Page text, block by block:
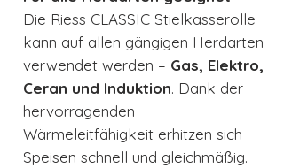
Die Riess CLASSIC Stielkasserolle
kann auf allen gängigen Herdarten
verwendet werden – Gas, Elektro,
Ceran und Induktion. Dank der
hervorragenden
Wärmeleitfähigkeit erhitzen sich
Speisen schnell und gleichmäßig.